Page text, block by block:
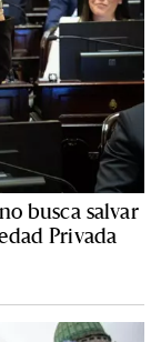
busca salvar
Privada